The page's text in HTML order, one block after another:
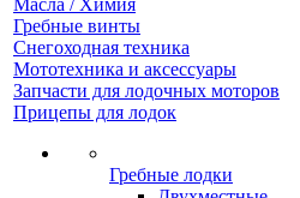
Масла / Химия
Гребные винты
Снегоходная техника
Мототехника и аксессуары
Запчасти для лодочных моторов
Прицепы для лодок
Гребные лодки